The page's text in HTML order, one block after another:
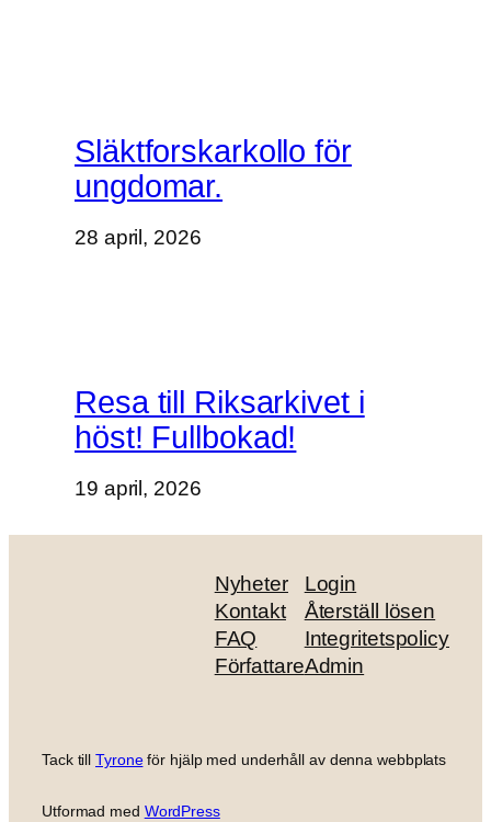
Släktforskarkollo för
ungdomar.
28 april, 2026
Resa till Riksarkivet i
höst! Fullbokad!
19 april, 2026
Nyheter
Kontakt
FAQ
Författare
Login
Återställ lösen
Integritetspolicy
Admin
Tack tillTyroneför hjälp med underhåll av denna webbplats
Utformad med WordPress